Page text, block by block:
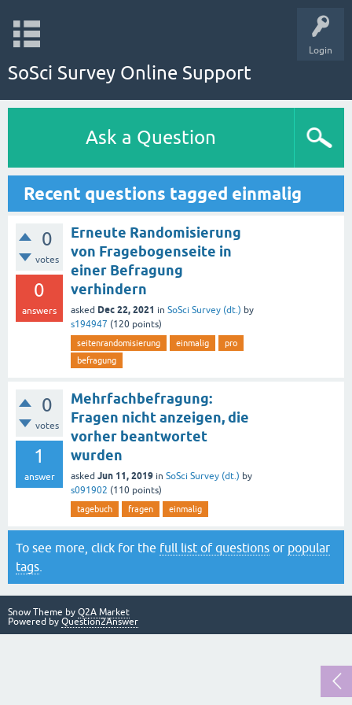
Login
SoSci Survey Online Support
Ask a Question
Recent questions tagged einmalig
0
votes
0
answers
Erneute Randomisierung
von Fragebogenseite in
einer Befragung
verhindern
asked Dec 22, 2021 in SoSci Survey (dt.) by
s194947 (120 points)
seitenrandomisierung einmalig
pro
befragung
0
votes
1
answer
Mehrfachbefragung:
Fragen nicht anzeigen, die
vorher beantwortet
wurden
asked Jun 11, 2019 in SoSci Survey (dt.) by
s091902 (110 points)
tagebuch fragen einmalig
To see more, click for the full list of questions or popular
tags
Snow Theme by Q2A Market
Powered by Question2Answer